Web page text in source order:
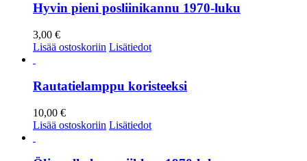
Hyvin pieni posliinikannu 1970-luku
3,00 €
Lisää ostoskoriin Lisätiedot
Rautatielamppu koristeeksi
10,00 €
Lisää ostoskoriin Lisätiedot